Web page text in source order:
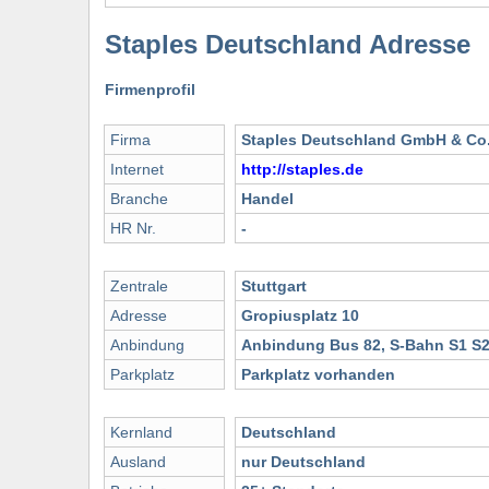
Staples Deutschland Adresse
Firmenprofil
Firma
Internet
Branche
HR Nr.
Zentrale
Adresse
Anbindung
Parkplatz
Kernland
Ausland
Staples Deutschland GmbH & Co.
http://staples.de
Handel
-
Stuttgart
Gropiusplatz 10
Anbindung Bus 82, S-Bahn S1
Parkplatz vorhanden
Deutschland
nur Deutschland